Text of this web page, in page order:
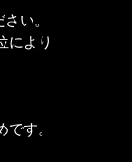
い。
により
す。